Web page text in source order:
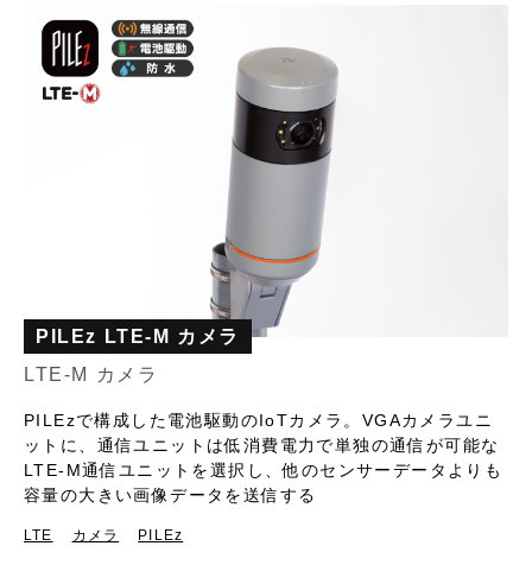
PILEz LTE-M カメラ
LTE-M カメラ
PILEzで構成した電池駆動のIoTカメラ。VGAカメラユニ
ットに、通信ユニットは低消費電力で単独の通信が可能な
LTE-M通信ユニットを選択し、他のセンサーデータよりも
容量の大きい画像データを送信する
LTE カメラ PILEz